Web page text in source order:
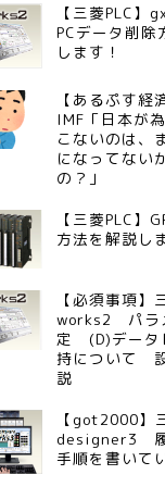
【三菱PLC】
PCデータ削除
します！
【あるぷす経
IMF「日本が
こないのは、
になってない
の？」
【三菱PLC】
方法を解説し
【必須事項
works2 パラ
定 (D)データ
持について
説
【got2000
designer3
手順を書いて